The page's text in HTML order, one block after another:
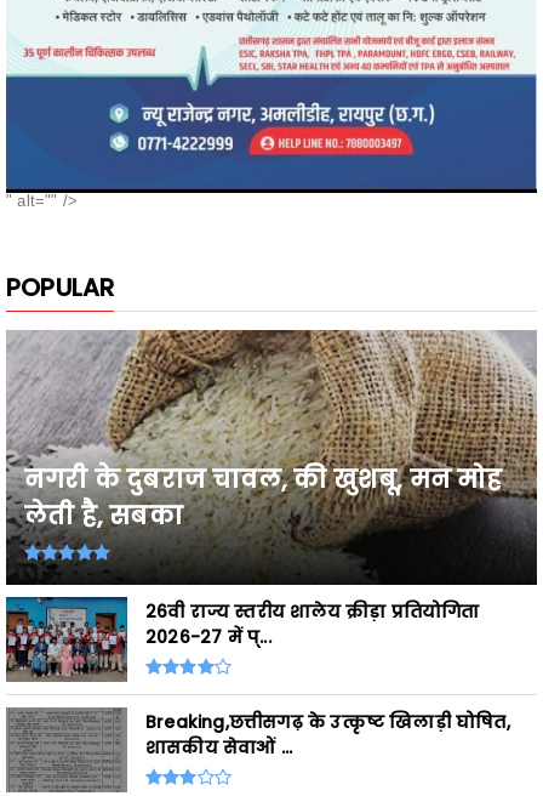
POPULAR
नगरी के दुबराज चावल, की खुशबू, मन मोह
लेती है, सबका
26वी राज्य स्तरीय शालेय क्रीड़ा प्रतियोगिता
2026-27 में प्...
Breaking,छत्तीसगढ़ के उत्कृष्ट खिलाड़ी घोषित,
शासकीय सेवाओं ...